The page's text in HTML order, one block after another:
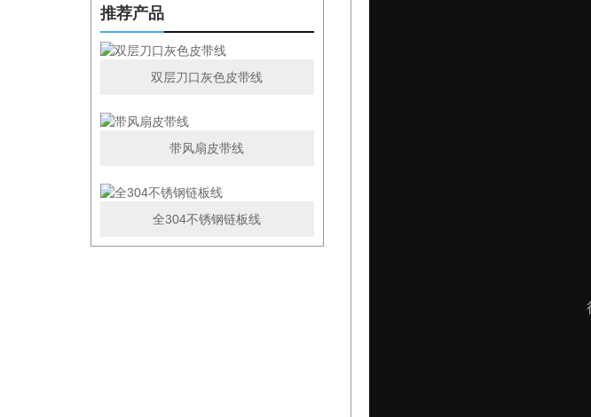
推荐产品
双层刀口灰色皮带线
带风扇皮带线
全304不锈钢链板线